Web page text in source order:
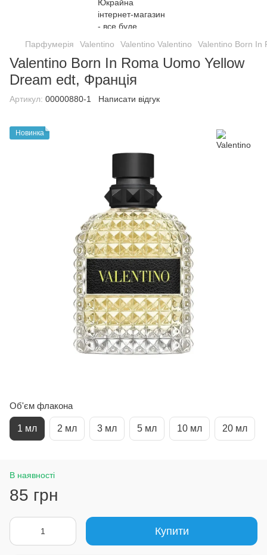
Парфумерія Valentino Valentino Valentino Valentino Born In
Valentino Born In Roma Uomo Yellow
Dream edt, Франція
Артикул: 00000880-1 Написати відгук
Новинка
Об'єм флакона
1 мл 2 мл 3 мл 5 мл 10 мл 20 мл
В наявності
85 грн
Купити